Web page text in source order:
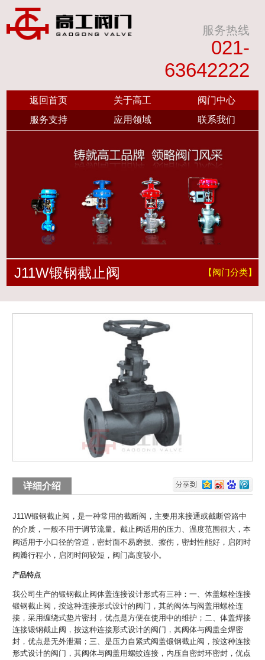
服务热线
021-
63642222
返回首页 关于高工
阀门中心
服务支持
应用领域 联系我们
J11W锻钢截止阀 【阀门分类】
详细介绍
J11W锻钢截止阀 ，是一种常用的截断阀，主要用来接通或截断管路中
的介质，一般不用于调节流量。截止阀适用的压力、温度范围很大，本
阀适用于小口径的管道，密封面不易磨损、擦伤，密封性能好，启闭时
阀瓣行程小，启闭时间较短，阀门高度较小。
产品特点
我公司生产的锻钢截止阀体盖连接设计形式有三种：一、体盖螺栓连接
锻钢截止阀，按这种连接形式设计的阀门，其的阀体与阀盖用螺栓连
接，采用缠绕式垫片密封，优点是方便在使用中的维护；二、体盖焊接
连接锻钢截止阀，按这种连接形式设计的阀门，其阀体与阀盖全焊密
封，优点是无外泄漏；三、是压力自紧式阀盖锻钢截止阀，按这种连接
形式设计的阀门，其阀体与阀盖用螺蚊连接，内压自密封环密封，优点